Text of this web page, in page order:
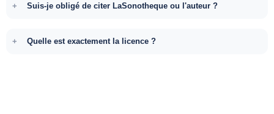
Suis-je obligé de citer LaSonotheque ou l'auteur ?
Quelle est exactement la licence ?